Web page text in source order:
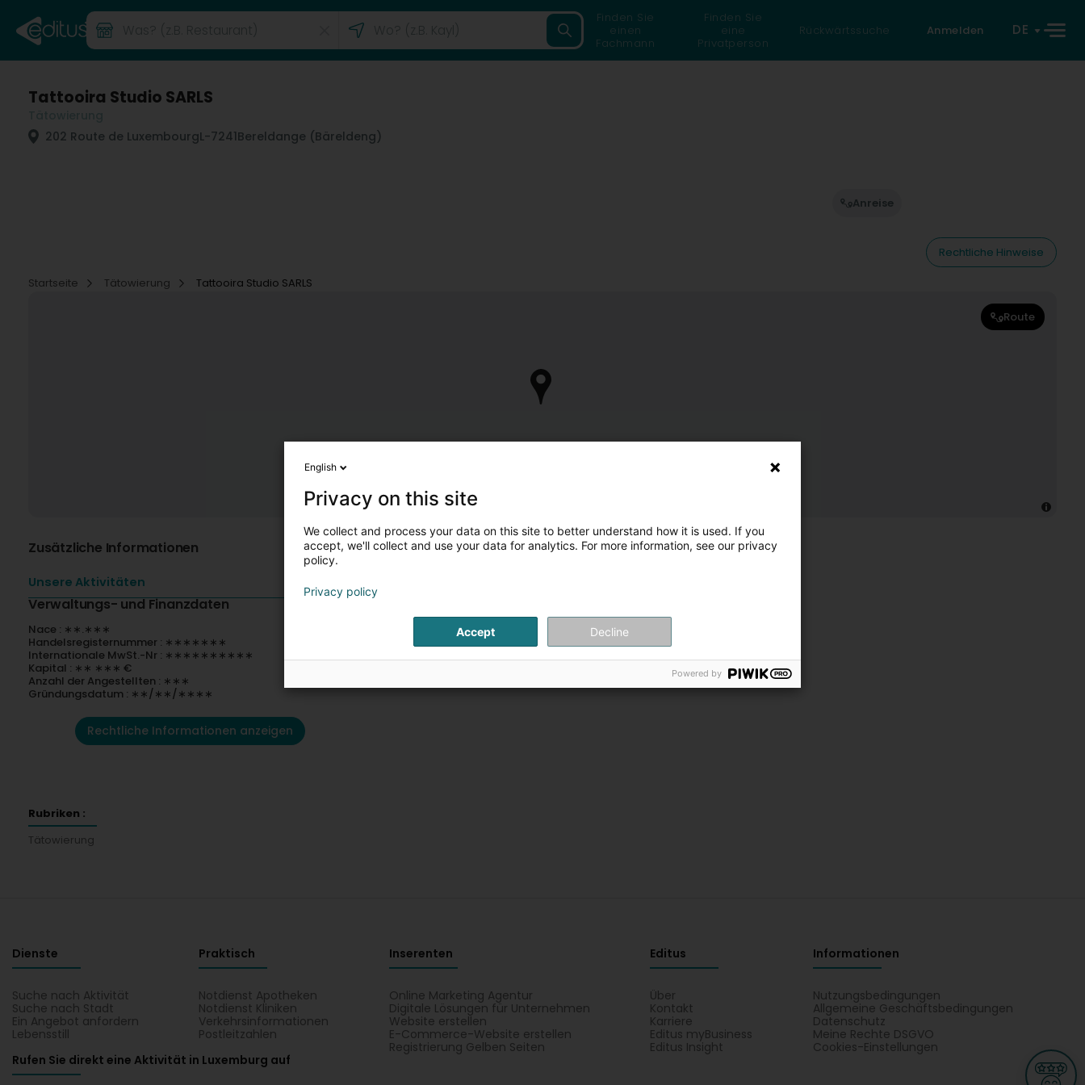
Finden Sie
einen
Fachmann
Finden Sie
eine
Privatperson
Rückwärtssuche Anmelden DE
Tattooira Studio SARLS
202 Route de LuxembourgL-7241Bereldange (Bäreldeng)
Anreise
Rechtliche Hinweise
Startseite
Tätowierung Tattooira Studio SARLS
Route
Zusätzliche Informationen
Unsere Aktivitäten
Verwaltungs- und Finanzdaten
Nace : ∗∗.∗∗∗
Handelsregisternummer : ∗∗∗∗∗∗∗
Internationale MwSt.-Nr : ∗∗∗∗∗∗∗∗∗∗
Kapital : ∗∗ ∗∗∗ €
Anzahl der Angestellten : ∗∗∗
Gründungsdatum : ∗∗/∗∗/∗∗∗∗
Rechtliche Informationen anzeigen
Rubriken :
Tätowierung
Dienste
Suche nach Aktivität
Suche nach Stadt
Ein Angebot anfordern
Lebensstill
Praktisch
Notdienst Apotheken
Notdienst Kliniken
Verkehrsinformationen
Postleitzahlen
Inserenten
Online Marketing Agentur
Digitale Lösungen für Unternehmen
Website erstellen
E-Commerce-Website erstellen
Registrierung Gelben Seiten
Editus
Über
Kontakt
Karriere
Editus myBusiness
Editus Insight
Informationen
Nutzungsbedingungen
Allgemeine Geschäftsbedingungen
Datenschutz
Meine Rechte DSGVO
Cookies-Einstellungen
Rufen Sie direkt eine Aktivität in Luxemburg auf
English
Privacy on this site
We collect and process your data on this site to better understand how it is used. If you
accept, we'll collect and use your data for analytics. For more information, see our privacy
policy.
Privacy policy
Accept Decline
Powered by